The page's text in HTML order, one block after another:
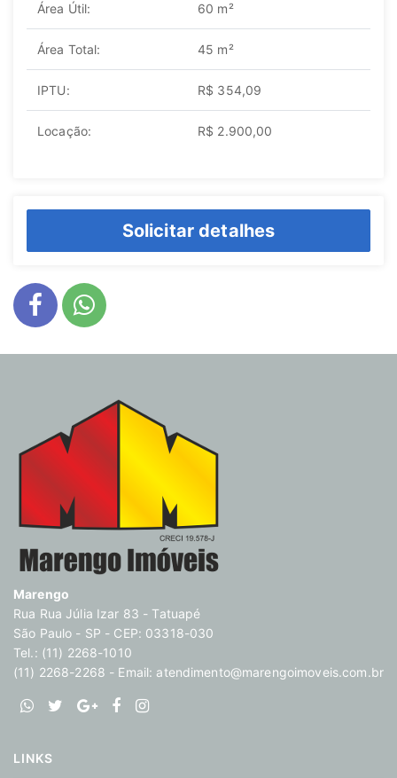
Área Útil: 60 m²
Área Total: 45 m²
IPTU: R$ 354,09
Locação: R$ 2.900,00
Solicitar detalhes
Marengo
Rua Rua Júlia Izar 83 - Tatuapé
São Paulo - SP - CEP: 03318-030
Tel.: (11) 2268-1010
(11) 2268-2268 - Email: atendimento@marengoimoveis.com.br
LINKS